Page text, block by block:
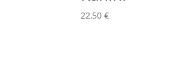
22,50€